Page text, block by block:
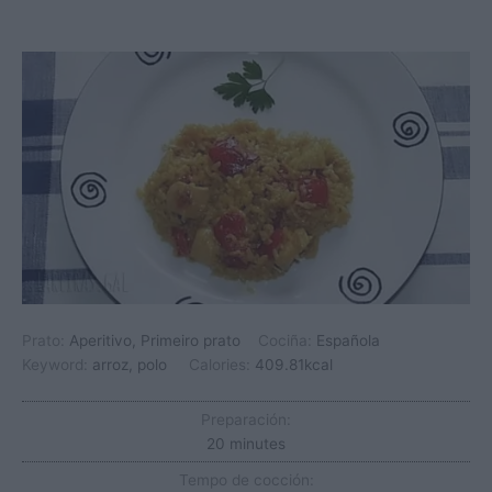
Aperitivo, Primeiro prato
Española
arroz, polo 409.81kcal
20 minutes
minutes